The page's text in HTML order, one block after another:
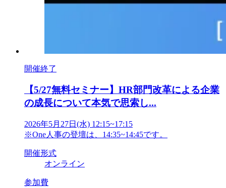
開催終了
【5/27無料セミナー】HR部門改革による企業
の成長について本気で思索し...
2026年5月27日(水) 12:15~17:15
※One人事の登壇は、14:35~14:45です。
開催形式
オンライン
参加費